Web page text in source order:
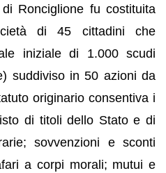
Ronciglione fu costituita
di 45 cittadini che
iniziale di 1.000 scudi
suddiviso in 50 azioni da
originario consentiva i
di titoli dello Stato e di
sovvenzioni e sconti
a corpi morali; mutui e